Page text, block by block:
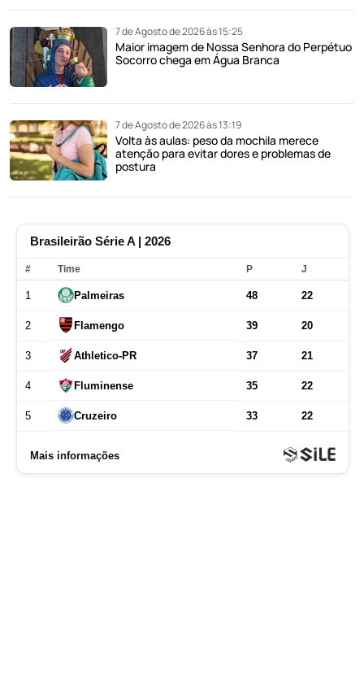
7 de Agosto de 2026 às 15:25
Maior imagem de Nossa Senhora do Perpétuo
Socorro chega em Água Branca
7 de Agosto de 2026 às 13:19
Volta às aulas: peso da mochila merece
atenção para evitar dores e problemas de
postura